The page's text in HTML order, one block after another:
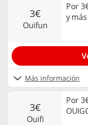
3€
ouifun
Por
y
Más información
3€
ouifi
Por